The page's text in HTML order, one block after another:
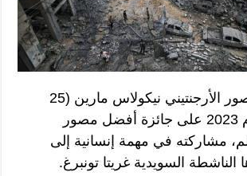
– أعلن المصور الأرجنتيني نيكولاس مارين (25
عاماً)، الحائز عام 2023 على جائزة أفضل مصور
مشاركته في مهمة إنسانية إلى
السويدية غريتا تونبرغ.